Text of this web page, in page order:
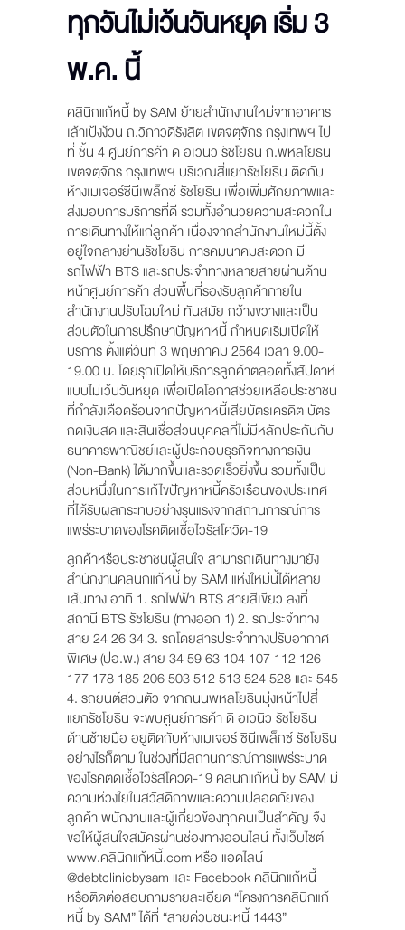
ทุกวันไม่เว้นวันหยุด เริ่ม 3
พ.ค. นี้
คลินิกแก้หนี้ by SAM ย้ายสำนักงานใหม่จากอาคาร
เล้าเป้งง้วน ถ.วิภาวดีรังสิต เขตจตุจักร กรุงเทพฯ ไป
ที่ ชั้น 4 ศูนย์การค้า ดิ อเวนิว รัชโยธิน ถ.พหลโยธิน
เขตจตุจักร กรุงเทพฯ บริเวณสี่แยกรัชโยธิน ติดกับ
ห้างเมเจอร์ซีนีเพล็กซ์ รัชโยธิน เพื่อเพิ่มศักยภาพและ
ส่งมอบการบริการที่ดี รวมทั้งอำนวยความสะดวกใน
การเดินทางให้แก่ลูกค้า เนื่องจากสำนักงานใหม่นี้ตั้ง
อยู่ใจกลางย่านรัชโยธิน การคมนาคมสะดวก มี
รถไฟฟ้า BTS และรถประจำทางหลายสายผ่านด้าน
หน้าศูนย์การค้า ส่วนพื้นที่รองรับลูกค้าภายใน
สำนักงานปรับโฉมใหม่ ทันสมัย กว้างขวางและเป็น
ส่วนตัวในการปรึกษาปัญหาหนี้ กำหนดเริ่มเปิดให้
บริการ ตั้งแต่วันที่ 3 พฤษภาคม 2564 เวลา 9.00-
19.00 น. โดยรุกเปิดให้บริการลูกค้าตลอดทั้งสัปดาห์
แบบไม่เว้นวันหยุด เพื่อเปิดโอกาสช่วยเหลือประชาชน
ที่กำลังเดือดร้อนจากปัญหาหนี้เสียบัตรเครดิต บัตร
กดเงินสด และสินเชื่อส่วนบุคคลที่ไม่มีหลักประกันกับ
ธนาคารพาณิชย์และผู้ประกอบธุรกิจทางการเงิน
(Non-Bank) ได้มากขึ้นและรวดเร็วยิ่งขึ้น รวมทั้งเป็น
ส่วนหนึ่งในการแก้ไขปัญหาหนี้ครัวเรือนของประเทศ
ที่ได้รับผลกระทบอย่างรุนแรงจากสถานการณ์การ
แพร่ระบาดของโรคติดเชื้อไวรัสโควิด-19
ลูกค้าหรือประชาชนผู้สนใจ สามารถเดินทางมายัง
สำนักงานคลินิกแก้หนี้ by SAM แห่งใหม่นี้ได้หลาย
เส้นทาง อาทิ 1. รถไฟฟ้า BTS สายสีเขียว ลงที่
สถานี BTS รัชโยธิน (ทางออก 1) 2. รถประจำทาง
สาย 24 26 34 3. รถโดยสารประจำทางปรับอากาศ
พิเศษ (ปอ.พ.) สาย 34 59 63 104 107 112 126
177 178 185 206 503 512 513 524 528 และ 545
4. รถยนต์ส่วนตัว จากถนนพหลโยธินมุ่งหน้าไปสี่
แยกรัชโยธิน จะพบศูนย์การค้า ดิ อเวนิว รัชโยธิน
ด้านซ้ายมือ อยู่ติดกับห้างเมเจอร์ ซินีเพล็กซ์ รัชโยธิน
อย่างไรก็ตาม ในช่วงที่มีสถานการณ์การแพร่ระบาด
ของโรคติดเชื้อไวรัสโควิด-19 คลินิกแก้หนี้ by SAM มี
ความห่วงใยในสวัสดิภาพและความปลอดภัยของ
ลูกค้า พนักงานและผู้เกี่ยวข้องทุกคนเป็นสำคัญ จึง
ขอให้ผู้สนใจสมัครผ่านช่องทางออนไลน์ ทั้งเว็บไซต์
www.คลินิกแก้หนี้.com หรือ แอดไลน์
@debtclinicbysam และ Facebook คลินิกแก้หนี้
หรือติดต่อสอบถามรายละเอียด “โครงการคลินิกแก้
หนี้ by SAM” ได้ที่ “สายด่วนชนะหนี้ 1443”